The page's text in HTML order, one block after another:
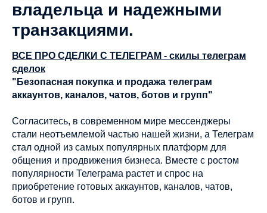
владельца и надежными
транзакциями.
ВСЕ ПРО СДЕЛКИ С ТЕЛЕГРАМ - скилы телеграм
сделок
"Безопасная покупка и продажа телеграм
аккаунтов, каналов, чатов, ботов и групп"
Согласитесь, в современном мире мессенджеры
стали неотъемлемой частью нашей жизни, а Телеграм
стал одной из самых популярных платформ для
общения и продвижения бизнеса. Вместе с ростом
популярности Телеграма растет и спрос на
приобретение готовых аккаунтов, каналов, чатов,
ботов и групп.